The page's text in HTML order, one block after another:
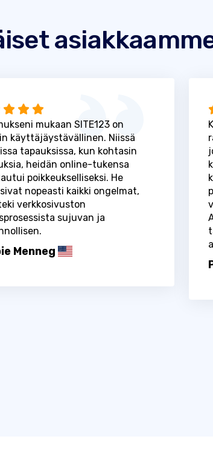
mukaan SITE123 on
käyttäjäystävällinen. Niissä
tapauksissa, kun kohtasin
heidän online-tukensa
poikkeukselliseksi. He
nopeasti kaikki ongelmat,
verkkosivuston
sujuvan ja
Menneg